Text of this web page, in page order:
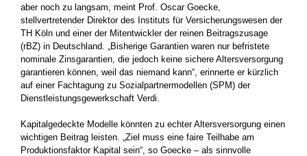
aber noch zu langsam, meint Prof. Oscar Goecke,
stellvertretender Direktor des Instituts für Versicherungswesen der
TH Köln und einer der Mitentwickler der reinen Beitragszusage
(rBZ) in Deutschland. „Bisherige Garantien waren nur befristete
nominale Zinsgarantien, die jedoch keine sichere Altersversorgung
garantieren können, weil das niemand kann“, erinnerte er kürzlich
auf einer Fachtagung zu Sozialpartnermodellen (SPM) der
Dienstleistungsgewerkschaft Verdi.
Kapitalgedeckte Modelle könnten zu echter Altersversorgung einen
wichtigen Beitrag leisten. „Ziel muss eine faire Teilhabe am
Produktionsfaktor Kapital sein“, so Goecke – als sinnvolle